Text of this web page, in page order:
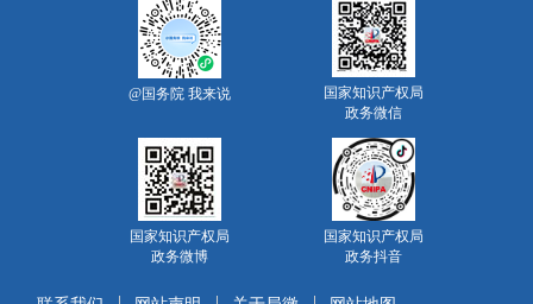
@国务院 我来说
国家知识产权局
政务微信
国家知识产权局
政务微博
国家知识产权局
政务抖音